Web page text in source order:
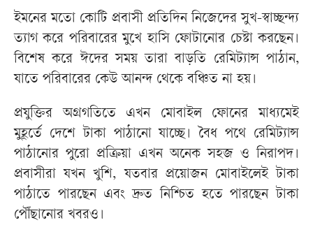
ইমনের মতো কোটি প্রবাসী প্রতিদিন নিজেদের সুখ-স্বাচ্ছন্দ্য
ত্যাগ করে পরিবারের মুখে হাসি ফোটানোর চেষ্টা করছেন।
বিশেষ করে ঈদের সময় তারা বাড়তি রেমিট্যান্স পাঠান,
যাতে পরিবারের কেউ আনন্দ থেকে বঞ্চিত না হয়।
প্রযুক্তির অগ্রগতিতে এখন মোবাইল ফোনের মাধ্যমেই
মুহূর্তে দেশে টাকা পাঠানো যাচ্ছে। বৈধ পথে রেমিট্যান্স
পাঠানোর পুরো প্রক্রিয়া এখন অনেক সহজ ও নিরাপদ।
প্রবাসীরা যখন খুশি, যতবার প্রয়োজন মোবাইলেই টাকা
পাঠাতে পারছেন এবং দ্রুত নিশ্চিত হতে পারছেন টাকা
পৌঁছানোর খবরও।